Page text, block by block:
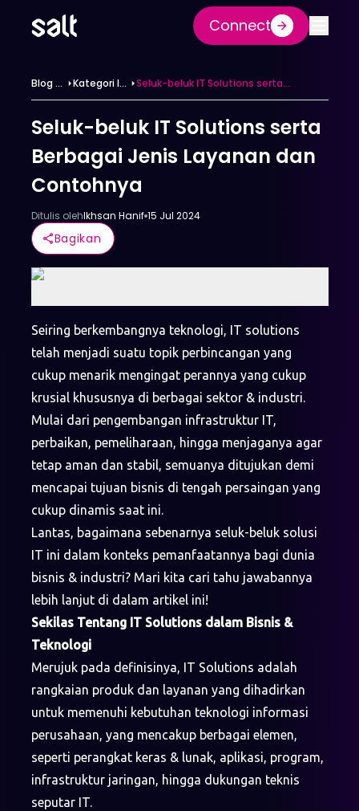
Connect
Blog &
Kategori IT
Seluk-beluk IT Solutions serta
Seluk-beluk IT Solutions serta
Berbagai Jenis Layanan dan
Contohnya
Ditulis olehIkhsan Hanif 15 Jul 2024
Bagikan
Seiring berkembangnya teknologi, IT solutions
telah menjadi suatu topik perbincangan yang
cukup menarik mengingat perannya yang cukup
krusial khususnya di berbagai sektor & industri.
Mulai dari pengembangan infrastruktur IT,
perbaikan, pemeliharaan, hingga menjaganya agar
tetap aman dan stabil, semuanya ditujukan demi
mencapai tujuan bisnis di tengah persaingan yang
cukup dinamis saat ini.
Lantas, bagaimana sebenarnya seluk-beluk solusi
IT ini dalam konteks pemanfaatannya bagi dunia
bisnis & industri? Mari kita cari tahu jawabannya
lebih lanjut di dalam artikel ini!
Sekilas Tentang IT Solutions dalam Bisnis &
Teknologi
Merujuk pada definisinya, IT Solutions adalah
rangkaian produk dan layanan yang dihadirkan
untuk memenuhi kebutuhan teknologi informasi
perusahaan, yang mencakup berbagai elemen,
seperti perangkat keras & lunak, aplikasi, program,
infrastruktur jaringan, hingga dukungan teknis
seputar IT.